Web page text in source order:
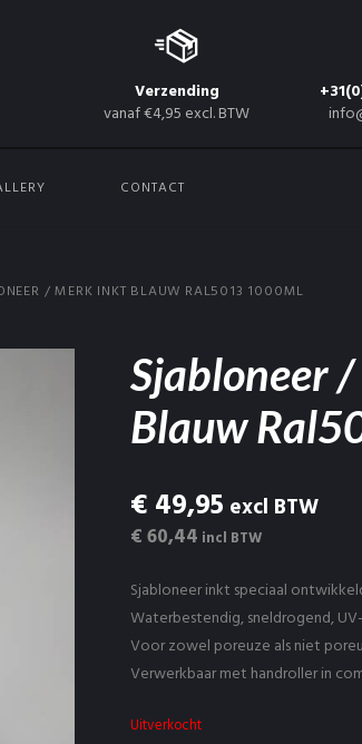
Verzending
vanaf €4,95 excl. BTW
CONTACT
/ MERK INKT BLAUW RAL5013 1000ML
Sjabloneer
Blauw
€ 49,95 excl BTW
€ 60,44 incl BTW
Sjabloneer inkt speciaal
Waterbestendig, sneldrogend,
Voor zowel poreuze als niet
Verwerkbaar met handroller in
Uitverkocht